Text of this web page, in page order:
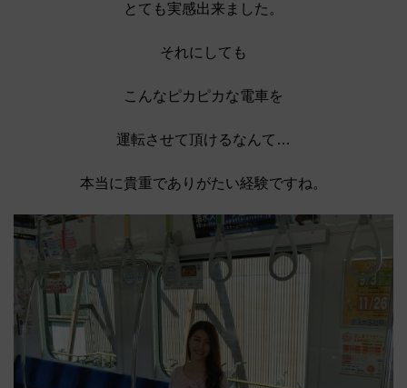
とても実感出来ました。
それにしても
こんなピカピカな電車を
運転させて頂けるなんて…
本当に貴重でありがたい経験ですね。